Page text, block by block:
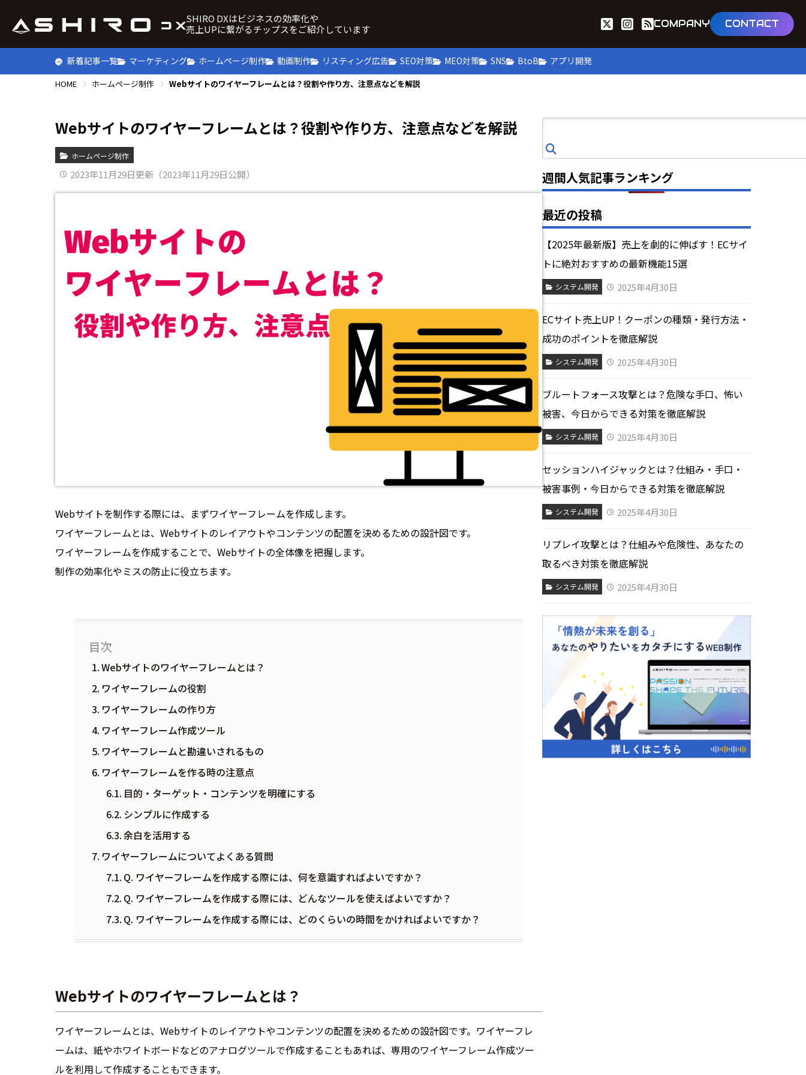
SHIRO DXはビジネスの効率化や
売上UPに繋がるチップスをご紹介しています
COMPANY CONTACT
新着記事一覧 マーケティング ホームページ制作 動画制作 リスティング広告 SEO対策 MEO対策 SNS BtoB アプリ開発
HOME ホームページ制作 Webサイトのワイヤーフレームとは？役割や作り方、注意点などを解説
Webサイトのワイヤーフレームとは？役割や作り方、注意点などを解説
ホームページ制作
2023年11月29日更新（2023年11月29日公開）
Webサイトを制作する際には、まずワイヤーフレームを作成します。
ワイヤーフレームとは、Webサイトのレイアウトやコンテンツの配置を決めるための設計図です。
ワイヤーフレームを作成することで、Webサイトの全体像を把握します。
制作の効率化やミスの防止に役立ちます。
目次
Webサイトのワイヤーフレームとは？
ワイヤーフレームの役割
ワイヤーフレームの作り方
ワイヤーフレーム作成ツール
ワイヤーフレームと勘違いされるもの
ワイヤーフレームを作る時の注意点
目的・ターゲット・コンテンツを明確にする
シンプルに作成する
余白を活用する
ワイヤーフレームについてよくある質問
Q. ワイヤーフレームを作成する際には、何を意識すればよいですか？
Q. ワイヤーフレームを作成する際には、どんなツールを使えばよいですか？
Q. ワイヤーフレームを作成する際には、どのくらいの時間をかければよいですか？
Webサイトのワイヤーフレームとは？
ワイヤーフレームとは、Webサイトのレイアウトやコンテンツの配置を決めるための設計図です。ワイヤーフレ
ームは、紙やホワイトボードなどのアナログツールで作成することもあれば、専用のワイヤーフレーム作成ツー
ルを利用して作成することもできます。
索
週間人気記事ランキング
最近の投稿
【2025年最新版】売上を劇的に伸ばす！ECサイ
トに絶対おすすめの最新機能15選
システム開発 2025年4月30日
ECサイト売上UP！クーポンの種類・発行方法・
成功のポイントを徹底解説
システム開発 2025年4月30日
ブルートフォース攻撃とは？危険な手口、怖い
被害、今日からできる対策を徹底解説
システム開発 2025年4月30日
セッションハイジャックとは？仕組み・手口・
被害事例・今日からできる対策を徹底解説
システム開発 2025年4月30日
リプレイ攻撃とは？仕組みや危険性、あなたの
取るべき対策を徹底解説
システム開発 2025年4月30日